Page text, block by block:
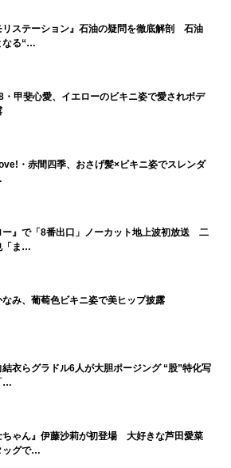
リステーション』石油の疑問を徹底解剖 石油
なる“…
・甲斐心愛、イエローのビキニ姿で愛されボデ
・赤間四季、おさげ髪×ビキニ姿でスレンダ
ー』で「8番出口」ノーカット地上波初放送 二
「ま…
なみ、葡萄色ビキニ姿で美ヒップ披露
結衣らグラドル6人が大胆ポージング “股”特化写
…
ちゃん』伊藤沙莉が初登場 大好きな芦田愛菜
ッグで…